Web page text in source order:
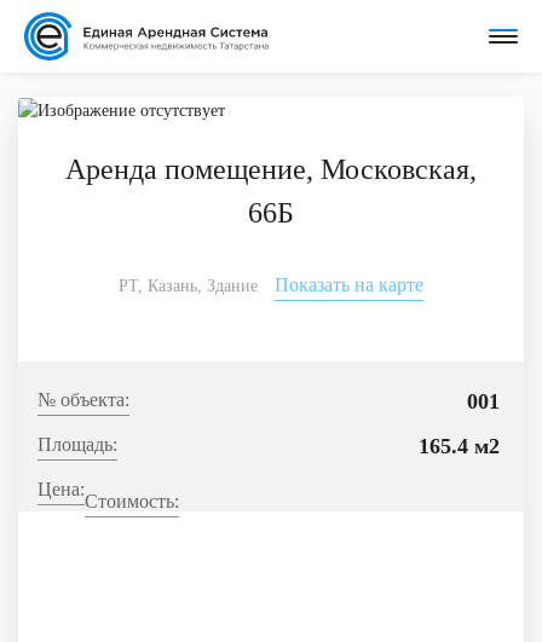
Аренда помещение, Московская,
66Б
РТ, Казань, Здание Показать на карте
001
165.4 м2